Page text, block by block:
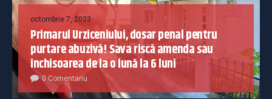
octombrie 7, 2023
Primarul Urziceniului, dosar penal pentru
purtare abuzivă! Sava riscă amenda sau
închisoarea de la o lună la 6 luni
0 Comentariu